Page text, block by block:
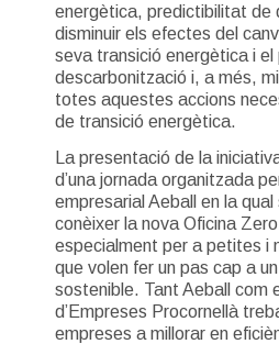
energètica, predictibilitat de
disminuir els efectes del
seva transició energètica i el
descarbonització i, a més,
totes aquestes accions
de transició energètica.
La presentació de la
d’una jornada organitzada
empresarial Aeball en la qual
conèixer la nova Oficina
especialment per a petites i
que volen fer un pas cap a
sostenible. Tant Aeball com
d’Empreses Procornellà
empreses a millorar en